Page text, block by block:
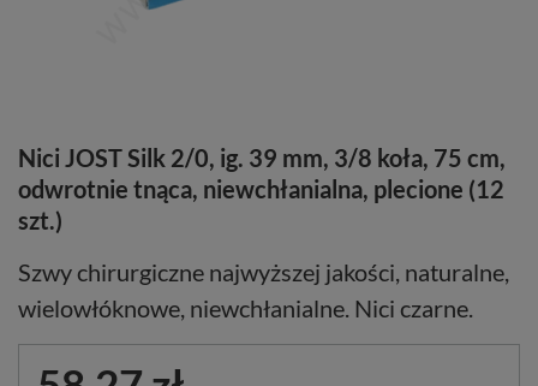
Nici JOST Silk 2/0, ig. 39 mm, 3/8 koła, 75 cm,
odwrotnie tnąca, niewchłanialna, plecione (12
szt.)
Szwy chirurgiczne najwyższej jakości, naturalne,
wielowłóknowe, niewchłanialne. Nici czarne.